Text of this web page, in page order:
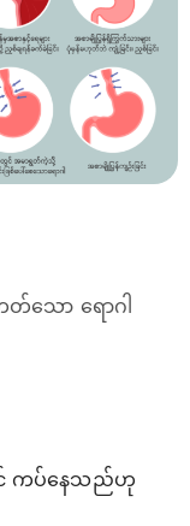
သော ရောဂါ
င် ကပ်နေသည်ဟု